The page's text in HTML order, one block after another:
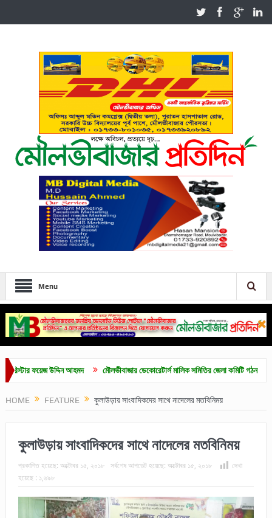
Menu
ফয়েজ উদ্দিন আহমদ মৌলভীবাজার ডেকোরেটার্স মালিক সমিতির জেলা কমিটি গঠন
HOME FEATURE কুলাউড়ায় সাংবাদিকদের সাথে নাদেলের মতবিনিময়
কুলাউড়ায় সাংবাদিকদের সাথে নাদেলের মতবিনিময়
প্রকাশিত হয়েছে: অক্টোবর ১৫, ২০১৮ সর্বশেষ আপডেট হয়েছে: অক্টোবর ১৫, ২০১৮
দেখা
হয়েছে : ১,৬৯৮